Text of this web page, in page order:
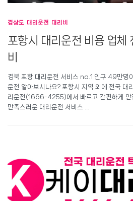
경상도 대리운전 대리비
포항시 대리운전 비용 업체
비
경북 포항 대리운전 서비스 no.1 인구 49만명
운전 알아보시나요? 포항시 지역 외에 전국 대
리운전(1666-4255)에서 빠르고 간편하게 안
만족스러운 대리운전 서비스 …